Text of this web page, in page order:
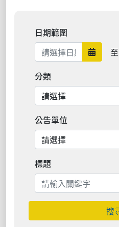
日期範圍
日期至
分類
公告單位
標題
搜尋